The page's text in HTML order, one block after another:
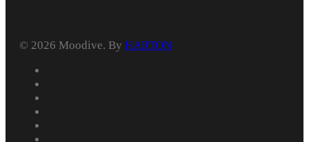
© 2026 Moodive. By HARTON